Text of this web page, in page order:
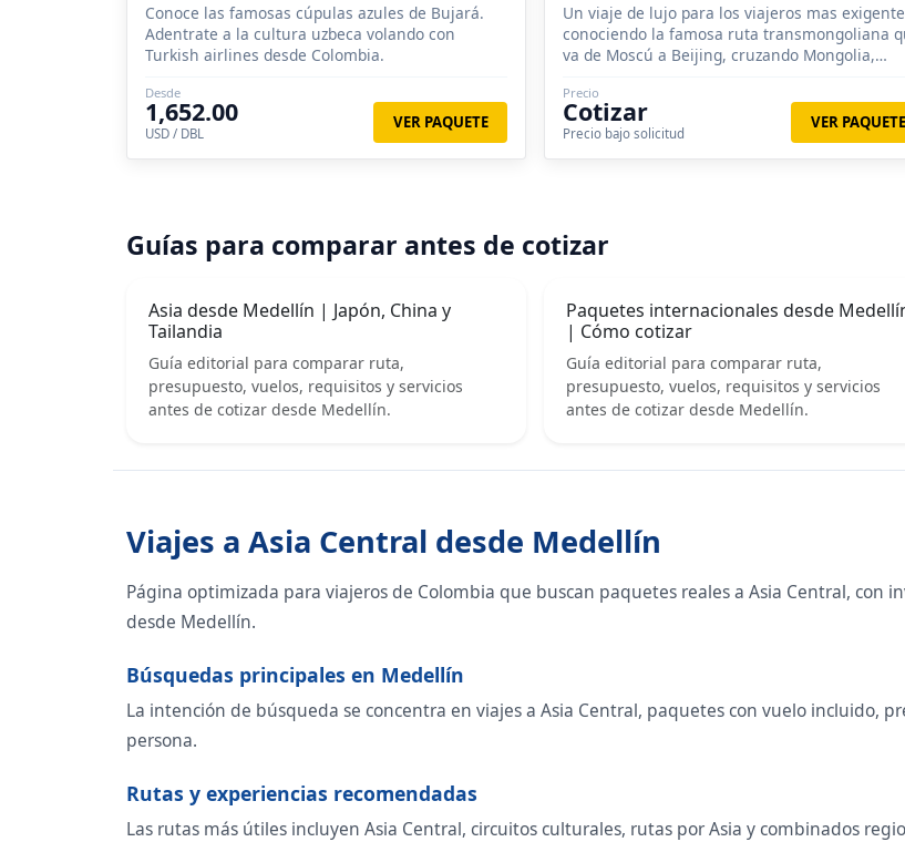
Conoce las famosas cúpulas azules de Bujará.
Adentrate a la cultura uzbeca volando con
Turkish airlines desde Colombia.
Desde
1,652.00
USD / DBL
VER PAQUETE
Un viaje de lujo para los viajeros mas
conociendo la famosa ruta transmongoliana
va de Moscú a Beijing, cruzando Mongolia,
Precio
Cotizar
Precio bajo solicitud
VER PAQUETE
Guías para comparar antes de cotizar
Asia desde Medellín | Japón, China y
Tailandia
Guía editorial para comparar ruta,
presupuesto, vuelos, requisitos y servicios
antes de cotizar desde Medellín.
Paquetes internacionales desde
| Cómo cotizar
Guía editorial para comparar ruta,
presupuesto, vuelos, requisitos y servicios
antes de cotizar desde Medellín.
Viajes a Asia Central desde Medellín
Página optimizada para viajeros de Colombia que buscan paquetes reales a Asia Central, con
desde Medellín.
Búsquedas principales en Medellín
La intención de búsqueda se concentra en viajes a Asia Central, paquetes con vuelo incluido,
persona.
Rutas y experiencias recomendadas
Las rutas más útiles incluyen Asia Central, circuitos culturales, rutas por Asia y combinados